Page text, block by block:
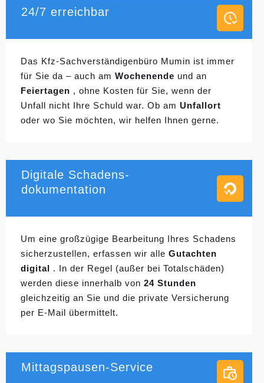
24/7 erreichbar
Das Kfz-Sachverständigenbüro Mumin ist immer
für Sie da – auch am Wochenende und an
Feiertagen , ohne Kosten für Sie, wenn der
Unfall nicht Ihre Schuld war. Ob am Unfallort
oder wo Sie möchten, wir helfen Ihnen gerne.
Digitale Schadens-
dokumentation
Um eine großzügige Bearbeitung Ihres Schadens
sicherzustellen, erfassen wir alle Gutachten
digital . In der Regel (außer bei Totalschäden)
werden diese innerhalb von 24 Stunden
gleichzeitig an Sie und die private Versicherung
per E-Mail übermittelt.
Mittagspausen-Service